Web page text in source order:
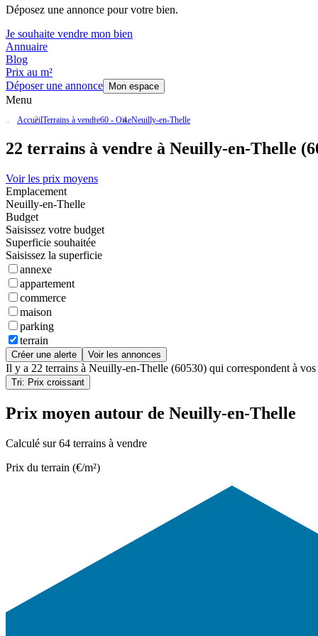
Déposez une annonce pour votre bien.
Je souhaite vendre mon bien
Annuaire
Blog
Prix au m²
Déposer une annonce
Mon espace
Menu
AccueilTerrains à vendre60 - OiseNeuilly-en-Thelle
22 terrains à vendre à Neuilly-en-Thelle
Voir les prix moyens
Emplacement
Neuilly-en-Thelle
Budget
Saisissez votre budget
Superficie souhaitée
Saisissez la superficie
annexe
appartement
commerce
maison
parking
terrain
Créer une alerte Voir les annonces
Il y a 22 terrains à Neuilly-en-Thelle (60530) qui correspondent à vos
Tri: Prix croissant
Prix moyen autour de Neuilly-en-Thelle
Calculé sur 64 terrains à vendre
Prix du terrain (€/m²)